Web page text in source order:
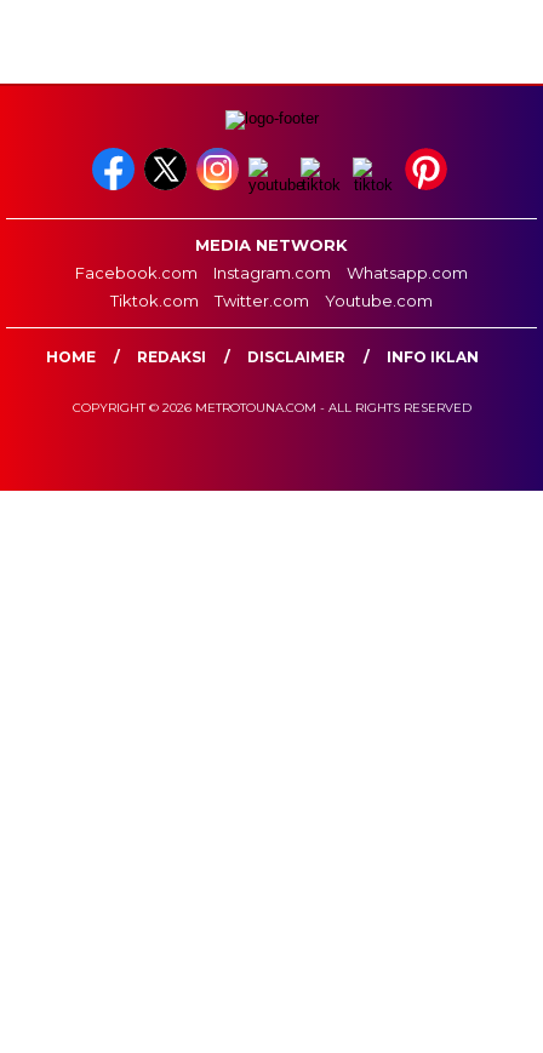
MEDIA NETWORK
Facebook.com
Instagram.com
Whatsapp.com
Tiktok.com
Twitter.com Youtube.com
HOME REDAKSI DISCLAIMER INFO IKLAN
COPYRIGHT © 2026 METROTOUNA.COM - ALL RIGHTS RESERVED